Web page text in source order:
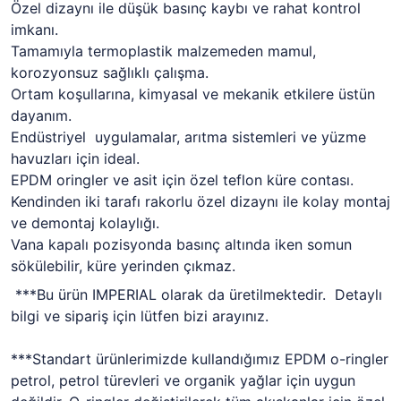
Özel dizaynı ile düşük basınç kaybı ve rahat kontrol
imkanı.
Tamamıyla termoplastik malzemeden mamul,
korozyonsuz sağlıklı çalışma.
Ortam koşullarına, kimyasal ve mekanik etkilere üstün
dayanım.
Endüstriyel uygulamalar, arıtma sistemleri ve yüzme
havuzları için ideal.
EPDM oringler ve asit için özel teflon küre contası.
Kendinden iki tarafı rakorlu özel dizaynı ile kolay montaj
ve demontaj kolaylığı.
Vana kapalı pozisyonda basınç altında iken somun
sökülebilir, küre yerinden çıkmaz.
***Bu ürün IMPERIAL olarak da üretilmektedir. Detaylı
bilgi ve sipariş için lütfen bizi arayınız.
***Standart ürünlerimizde kullandığımız EPDM o-ringler
petrol, petrol türevleri ve organik yağlar için uygun